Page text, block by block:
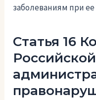
заболеваниям при
Статья 16